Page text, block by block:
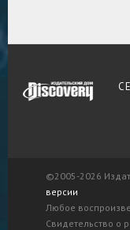
©2005-2026
версии
Любое
Свидетельство о